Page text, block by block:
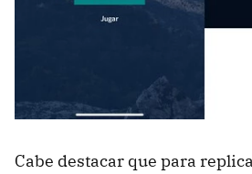
Cabe destacar que para